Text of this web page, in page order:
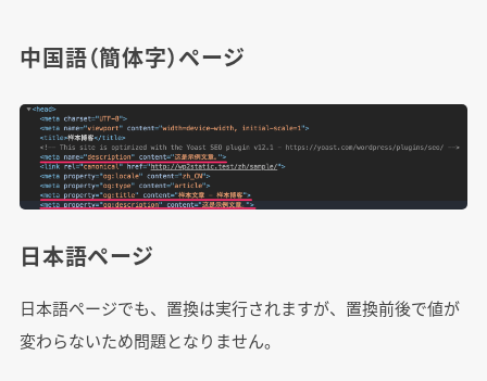
中国語（簡体字）ページ
日本語ページ
日本語ページでも、置換は実行されますが、置換前後で値が
変わらないため問題となりません。